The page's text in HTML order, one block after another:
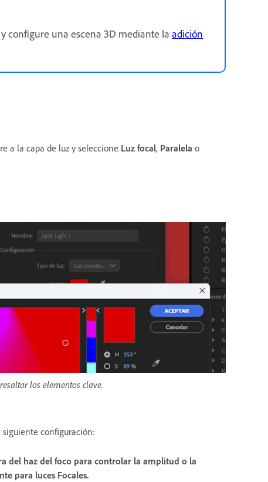
configure una escena 3D mediante la adición
a la capa de luz y seleccione Luz focal, Paralela o
los elementos clave.
siguiente configuración:
del haz del foco para controlar la amplitud o la
para luces Focales.